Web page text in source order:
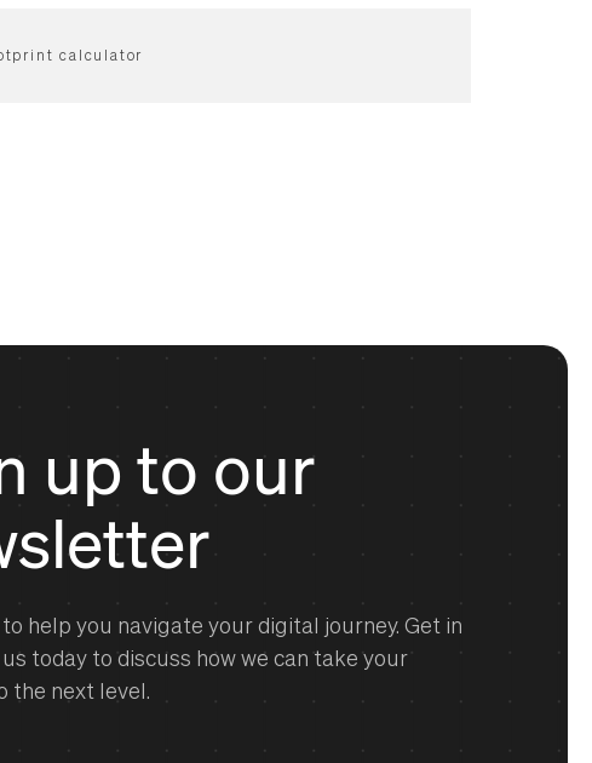
calculator
up to our
to help you navigate your digital journey. Get in
today to discuss how we can take your
the next level.